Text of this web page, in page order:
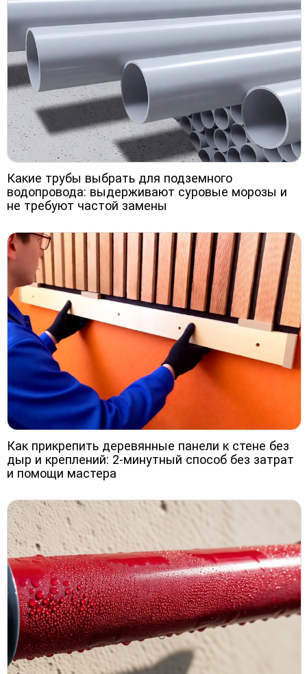
Какие трубы выбрать для подземного
водопровода: выдерживают суровые морозы и
не требуют частой замены
Как прикрепить деревянные панели к стене без
дыр и креплений: 2-минутный способ без затрат
и помощи мастера